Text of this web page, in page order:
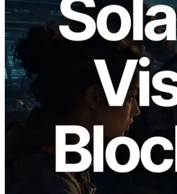
2026.05.24
Validators Solutions lança
Analyzer — Visualizando o
produção de bloco por slot
responsável